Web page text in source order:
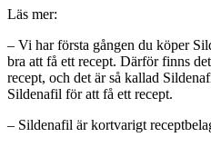
Läs mer:
– Vi har första gången du köper
bra att få ett recept. Därför finns
recept, och det är så kallad
Sildenafil för att få ett recept.
– Sildenafil är kortvarigt